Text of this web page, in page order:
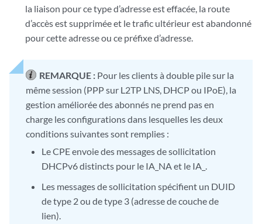
la liaison pour ce type d’adresse est effacée, la route
d’accès est supprimée et le trafic ultérieur est abandonné
pour cette adresse ou ce préfixe d’adresse.
REMARQUE : Pour les clients à double pile sur la
même session (PPP sur L2TP LNS, DHCP ou IPoE), la
gestion améliorée des abonnés ne prend pas en
charge les configurations dans lesquelles les deux
conditions suivantes sont remplies :
Le CPE envoie des messages de sollicitation
DHCPv6 distincts pour le IA_NA et le IA_.
Les messages de sollicitation spécifient un DUID
de type 2 ou de type 3 (adresse de couche de
lien).